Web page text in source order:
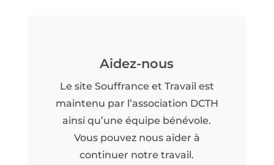
Aidez-nous
Le site Souffrance et Travail est
maintenu par l’association DCTH
ainsi qu’une équipe bénévole.
Vous pouvez nous aider à
continuer notre travail.